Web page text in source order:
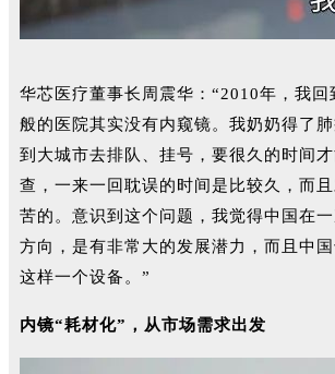
华芯医疗董事长周震华：“2010年，我回
般的医院其实没有内窥镜。我奶奶得了
到大城市去排队、挂号，要很久的时间
查，一来一回耽误的时间是比较久，而
苦的。意识到这个问题，我觉得中国在
方向，是有非常大的发展潜力，而且中
这样一个设备。”
内镜“耗材化”，从市场需求出发